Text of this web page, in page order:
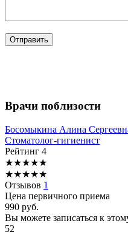
Врачи поблизости
Босомыкина Алина
Стоматолог-гигиенист
Рейтинг 4
★★★★★
★★★★★
Отзывов 1
Цена первичного приема
990 руб.
Вы можете записаться к
52